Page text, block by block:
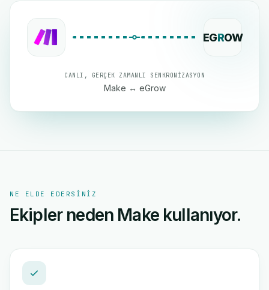
EGROW
CANLI, GERÇEK ZAMANLI SENKRONIZASYON
Make ↔ eGrow
NE ELDE EDERSINIZ
Ekipler neden Make kullanıyor.